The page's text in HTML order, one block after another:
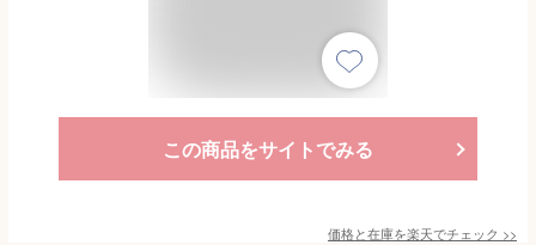
この商品をサイトでみる
価格と在庫を楽天でチェック >>